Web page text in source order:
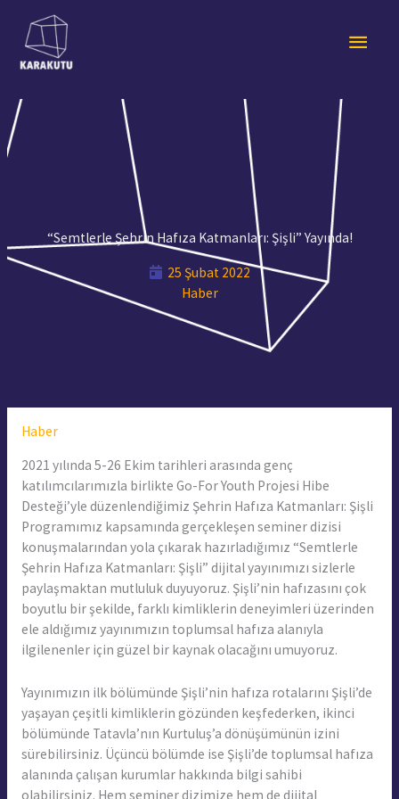
“Semtlerle Şehrin Hafıza Katmanları: Şişli” Yayında!
25 Şubat 2022
Haber
Haber
2021 yılında 5-26 Ekim tarihleri arasında genç
katılımcılarımızla birlikte Go-For Youth Projesi Hibe
Desteği’yle düzenlendiğimiz Şehrin Hafıza Katmanları: Şişli
Programımız kapsamında gerçekleşen seminer dizisi
konuşmalarından yola çıkarak hazırladığımız “Semtlerle
Şehrin Hafıza Katmanları: Şişli” dijital yayınımızı sizlerle
paylaşmaktan mutluluk duyuyoruz. Şişli’nin hafızasını çok
boyutlu bir şekilde, farklı kimliklerin deneyimleri üzerinden
ele aldığımız yayınımızın toplumsal hafıza alanıyla
ilgilenenler için güzel bir kaynak olacağını umuyoruz.
Yayınımızın ilk bölümünde Şişli’nin hafıza rotalarını Şişli’de
yaşayan çeşitli kimliklerin gözünden keşfederken, ikinci
bölümünde Tatavla’nın Kurtuluş’a dönüşümünün izini
sürebilirsiniz. Üçüncü bölümde ise Şişli’de toplumsal hafıza
alanında çalışan kurumlar hakkında bilgi sahibi
olabilirsiniz. Hem seminer dizimize hem de dijital